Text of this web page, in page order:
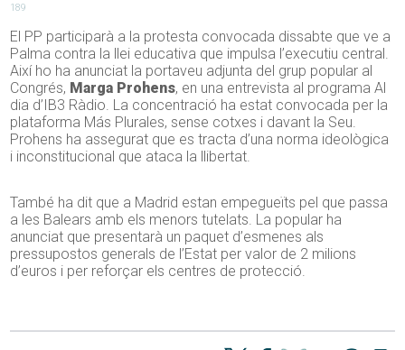
189
El PP participarà a la protesta convocada dissabte que ve a
Palma contra la llei educativa que impulsa l’executiu central.
Així ho ha anunciat la portaveu adjunta del grup popular al
Congrés, Marga Prohens, en una entrevista al programa Al
dia d’IB3 Ràdio. La concentració ha estat convocada per la
plataforma Más Plurales, sense cotxes i davant la Seu.
Prohens ha assegurat que es tracta d’una norma ideològica
i inconstitucional que ataca la llibertat.
També ha dit que a Madrid estan empegueïts pel que passa
a les Balears amb els menors tutelats. La popular ha
anunciat que presentarà un paquet d’esmenes als
pressupostos generals de l’Estat per valor de 2 milions
d’euros i per reforçar els centres de protecció.